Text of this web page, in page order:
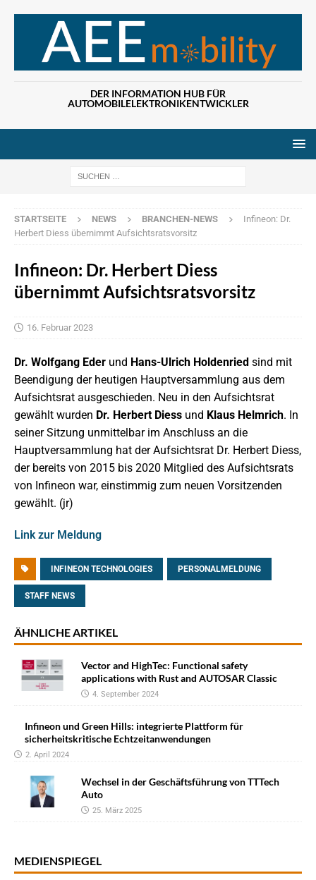
DER INFORMATION HUB FÜR
AUTOMOBILELEKTRONIKENTWICKLER
STARTSEITE NEWS BRANCHEN-NEWS
Infineon: Dr.
Herbert Diess übernimmt Aufsichtsratsvorsitz
Infineon: Dr. Herbert Diess
übernimmt Aufsichtsratsvorsitz
16. Februar 2023
Dr. Wolfgang Eder und Hans-Ulrich Holdenried sind mit
Beendigung der heutigen Hauptversammlung aus dem
Aufsichtsrat ausgeschieden. Neu in den Aufsichtsrat
gewählt wurden Dr. Herbert Diess und Klaus Helmrich. In
seiner Sitzung unmittelbar im Anschluss an die
Hauptversammlung hat der Aufsichtsrat Dr. Herbert Diess,
der bereits von 2015 bis 2020 Mitglied des Aufsichtsrats
von Infineon war, einstimmig zum neuen Vorsitzenden
gewählt. (jr)
Link zur Meldung
INFINEON TECHNOLOGIES PERSONALMELDUNG
STAFF NEWS
ÄHNLICHE ARTIKEL
Vector and HighTec: Functional safety
applications with Rust and AUTOSAR Classic
4. September 2024
Infineon und Green Hills: integrierte Plattform für
sicherheitskritische Echtzeitanwendungen
2. April 2024
Wechsel in der Geschäftsführung von TTTech
Auto
25. März 2025
MEDIENSPIEGEL